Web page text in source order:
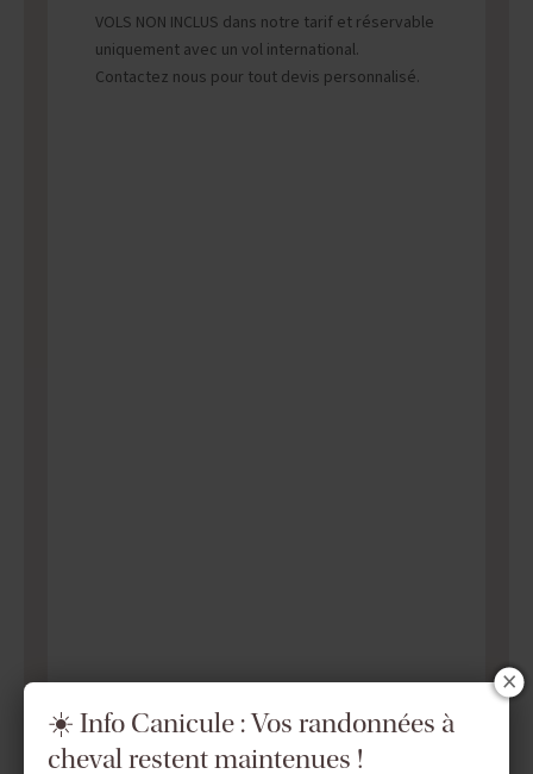
VOLS NON INCLUS dans notre tarif et réservable
uniquement avec un vol international.
Contactez nous pour tout devis personnalisé.
☀️ Info Canicule : Vos randonnées à
cheval restent maintenues !